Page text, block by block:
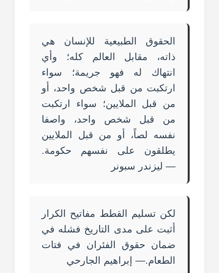
الحقوق الطبيعية للإنسان هي
ذاته، مقابل العالم كله؛ وأي
انتهاك له فهو جريمة؛ سواء
ارتكبت من قبل شخص واحد، أو
من قبل الملايين؛ سواء ارتكبت
من قبل شخص واحد، واصفا
نفسه لصاً، أو من قبل الملايين
يطلقون على نفسهم حكومة.
— ليزندر سبونر
لكن تسليم القطط مفاتيح الكرار
أثبت على مدى التاريخ فشله في
ضمان حقوق الفئران في فتات
الطعام.— إبراهيم الجارحي